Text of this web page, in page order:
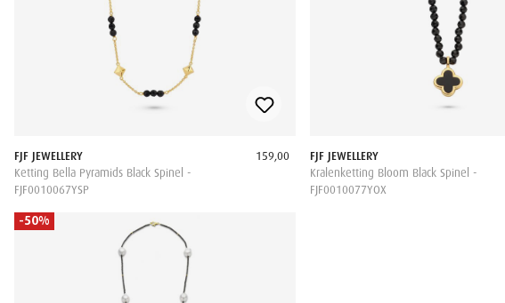
FJF JEWELLERY
Ketting Bella Pyramids Black Spinel -
FJF0010067YSP
159,00
FJF JEWELLERY
Kralenketting Bloom Black Spinel -
FJF0010077YOX
-50%